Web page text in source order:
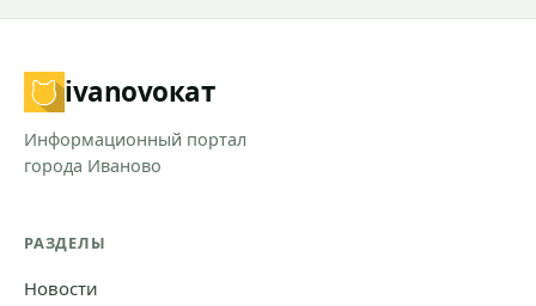
ivanovoкат
Информационный портал
города Иваново
РАЗДЕЛЫ
Новости